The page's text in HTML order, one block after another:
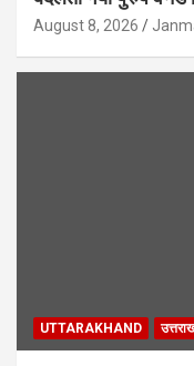
August 8, 2026
UTTARAKHAND